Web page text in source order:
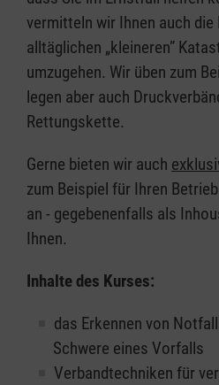
vermitteln wir Ihnen auch die
alltäglichen „kleineren”
umzugehen. Wir üben zum
legen aber auch
Rettungskette.
Gerne bieten wir auch
zum Beispiel für Ihren
an - gegebenenfalls als
Ihnen.
Inhalte des Kurses:
das Erkennen von
Schwere eines Vorfalls
Verbandtechniken für